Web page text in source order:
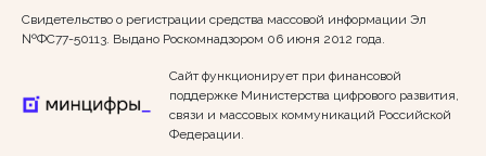
Свидетельство о регистрации средства массовой информации Эл
№ФС77-50113. Выдано Роскомнадзором 06 июня 2012 года.
Сайт функционирует при финансовой
поддержке Министерства цифрового развития,
связи и массовых коммуникаций Российской
Федерации.